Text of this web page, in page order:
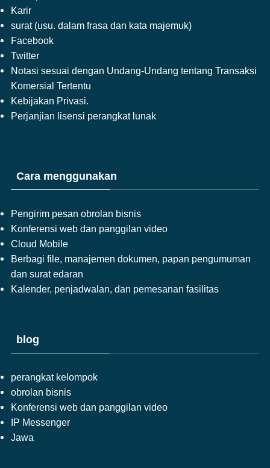
Karir
surat (usu. dalam frasa dan kata majemuk)
Facebook
Twitter
Notasi sesuai dengan Undang-Undang tentang Transaksi
Komersial Tertentu
Kebijakan Privasi.
Perjanjian lisensi perangkat lunak
Cara menggunakan
Pengirim pesan obrolan bisnis
Konferensi web dan panggilan video
Cloud Mobile
Berbagi file, manajemen dokumen, papan pengumuman
dan surat edaran
Kalender, penjadwalan, dan pemesanan fasilitas
blog
perangkat kelompok
obrolan bisnis
Konferensi web dan panggilan video
IP Messenger
Jawa